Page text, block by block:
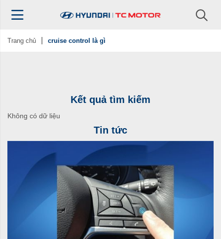
Trang chủ cruise control là gì
Kết quả tìm kiếm
Không có dữ liệu
Tin tức